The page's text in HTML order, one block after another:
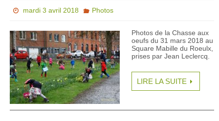
mardi 3 avril 2018 Photos
Photos de la Chasse aux
oeufs du 31 mars 2018 au
Square Mabille du Roeulx,
prises par Jean Leclercq.
LIRE LA SUITE